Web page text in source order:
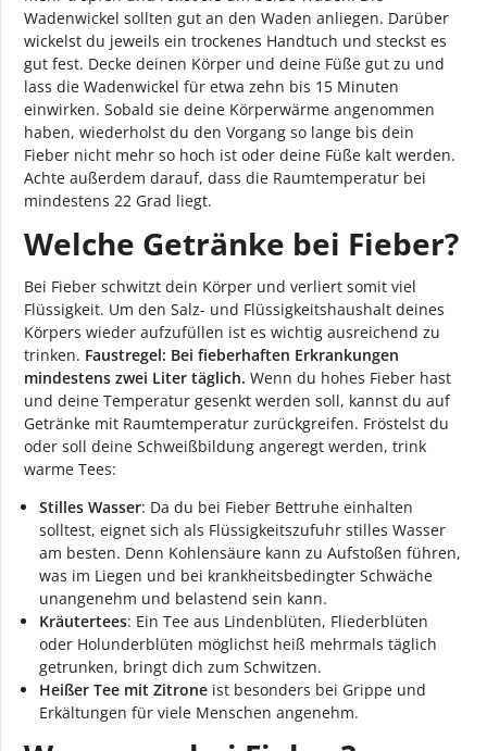
Wadenwickel sollten gut an den Waden anliegen. Darüber
wickelst du jeweils ein trockenes Handtuch und steckst es
gut fest. Decke deinen Körper und deine Füße gut zu und
lass die Wadenwickel für etwa zehn bis 15 Minuten
einwirken. Sobald sie deine Körperwärme angenommen
haben, wiederholst du den Vorgang so lange bis dein
Fieber nicht mehr so hoch ist oder deine Füße kalt werden.
Achte außerdem darauf, dass die Raumtemperatur bei
mindestens 22 Grad liegt.
Welche Getränke bei Fieber?
Bei Fieber schwitzt dein Körper und verliert somit viel
Flüssigkeit. Um den Salz- und Flüssigkeitshaushalt deines
Körpers wieder aufzufüllen ist es wichtig ausreichend zu
trinken. Faustregel: Bei fieberhaften Erkrankungen
mindestens zwei Liter täglich. Wenn du hohes Fieber hast
und deine Temperatur gesenkt werden soll, kannst du auf
Getränke mit Raumtemperatur zurückgreifen. Fröstelst du
oder soll deine Schweißbildung angeregt werden, trink
warme Tees:
Stilles Wasser: Da du bei Fieber Bettruhe einhalten
solltest, eignet sich als Flüssigkeitszufuhr stilles Wasser
am besten. Denn Kohlensäure kann zu Aufstoßen führen,
was im Liegen und bei krankheitsbedingter Schwäche
unangenehm und belastend sein kann.
Kräutertees: Ein Tee aus Lindenblüten, Fliederblüten
oder Holunderblüten möglichst heiß mehrmals täglich
getrunken, bringt dich zum Schwitzen.
Heißer Tee mit Zitrone ist besonders bei Grippe und
Erkältungen für viele Menschen angenehm.